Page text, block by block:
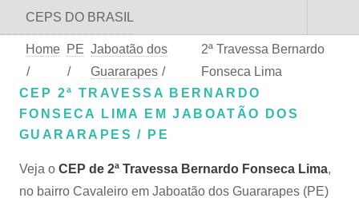
CEPS DO BRASIL
Home
/
PE
/
Jaboatão dos
Guararapes /
2ª Travessa Bernardo
Fonseca Lima
CEP 2ª TRAVESSA BERNARDO
FONSECA LIMA EM JABOATÃO DOS
GUARARAPES / PE
Veja o CEP de 2ª Travessa Bernardo Fonseca Lima,
no bairro Cavaleiro em Jaboatão dos Guararapes (PE)